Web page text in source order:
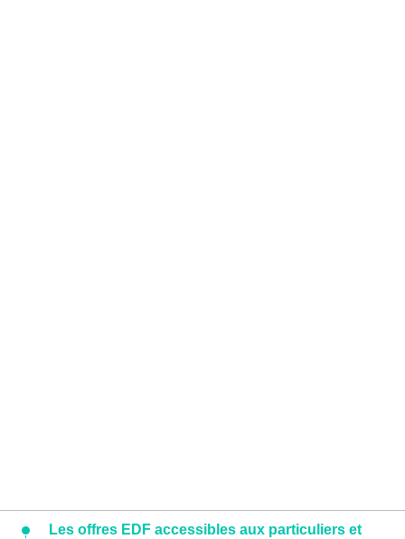
Les offres EDF accessibles aux particuliers et